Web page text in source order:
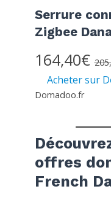
Serrure
Zigbee
164,40€
Acheter sur
Domadoo.fr
offres
French